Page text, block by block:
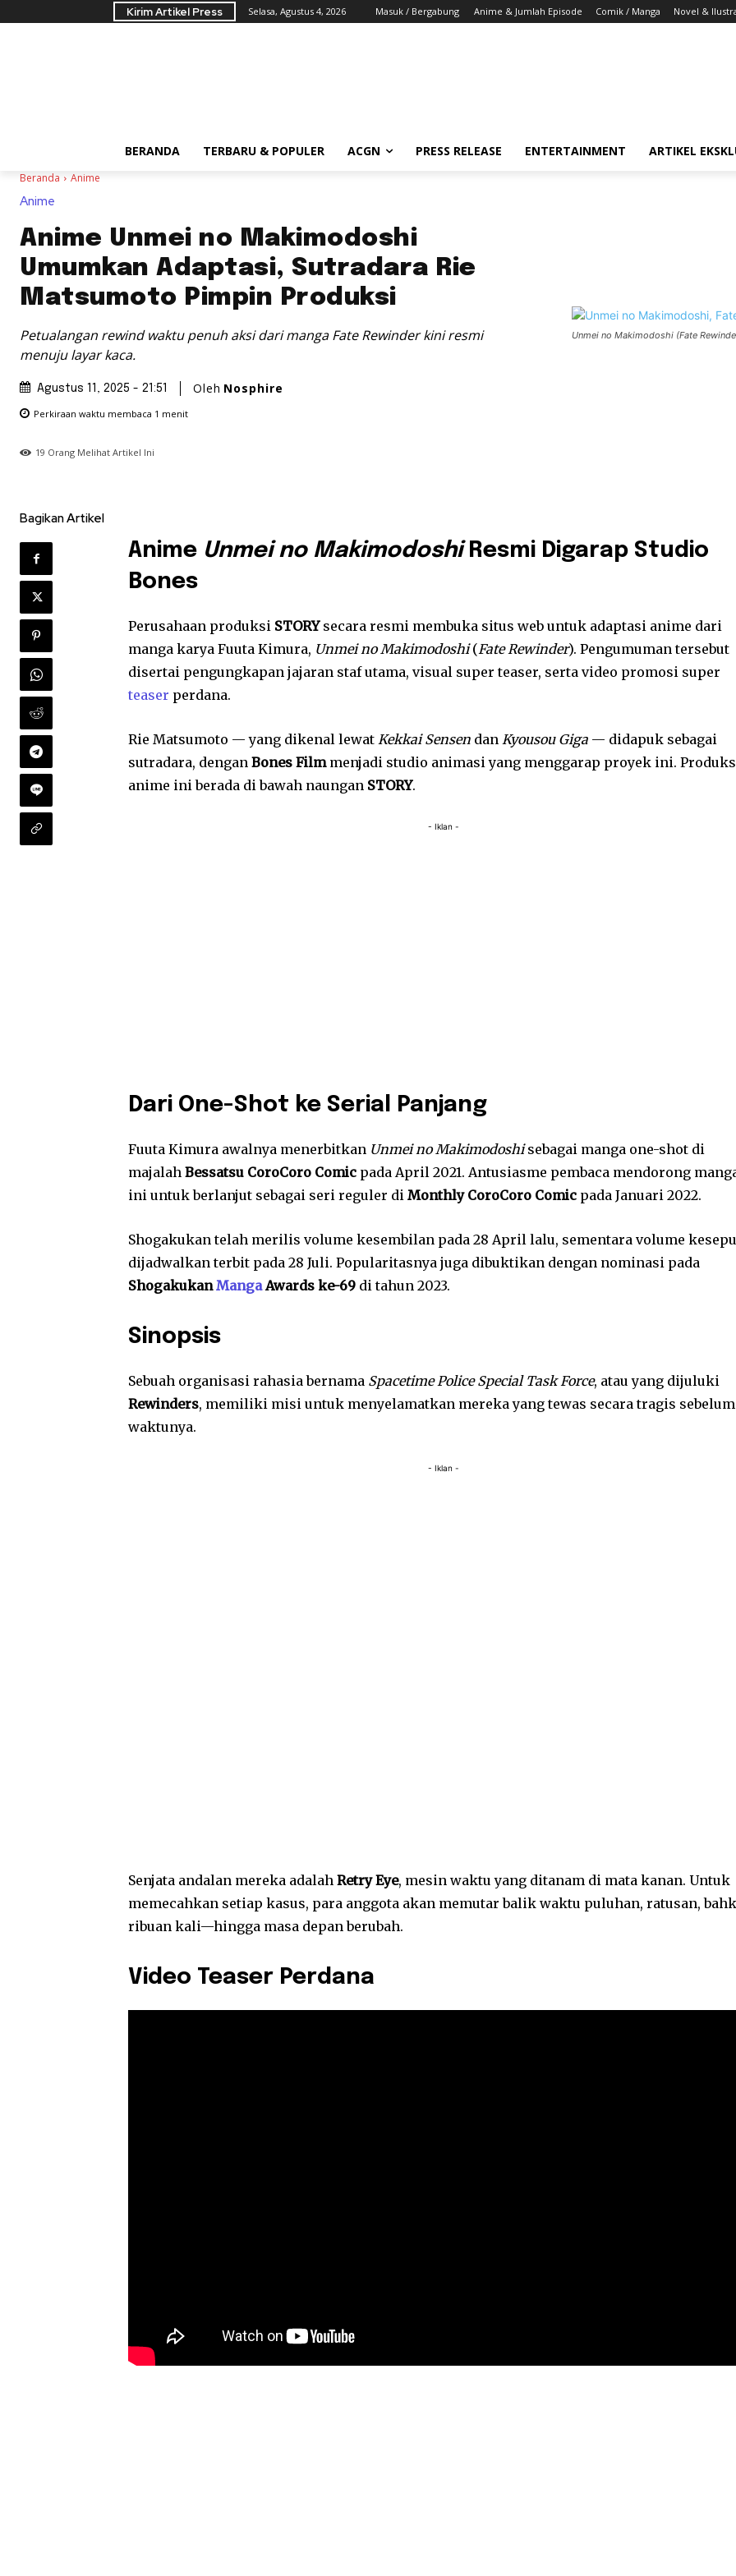
Kirim Artikel Press Selasa, Agustus 4, 2026 Masuk / Bergabung Anime & Jumlah Episode Comik / Manga Novel &
BERANDA TERBARU & POPULER ACGN PRESS RELEASE ENTERTAINMENT ARTIKEL
Beranda Anime
Anime
Anime Unmei no Makimodoshi
Umumkan Adaptasi, Sutradara Rie
Matsumoto Pimpin Produksi
Petualangan rewind waktu penuh aksi dari manga Fate Rewinder kini resmi
menuju layar kaca.
Agustus 11, 2025 - 21:51 Oleh Nosphire
Perkiraan waktu membaca 1 menit
19 Orang Melihat Artikel Ini
Unmei no Makimodoshi (Fate
Bagikan Artikel
Anime Unmei no MakimodoshiResmi Digarap Studio
Bones
Perusahaan produksi STORYsecara resmi membuka situs web untuk adaptasi anime dari
manga karya Fuuta Kimura, Unmei no Makimodoshi(Fate Rewinder). Pengumuman tersebut
disertai pengungkapan jajaran staf utama, visual super teaser, serta video promosi super
teaser perdana.
Rie Matsumoto — yang dikenal lewat Kekkai Sensendan Kyousou Giga— didapuk sebagai
sutradara, dengan Bones Filmmenjadi studio animasi yang menggarap proyek ini.
anime ini berada di bawah naungan STORY.
- Iklan -
Dari One-Shot ke Serial Panjang
Fuuta Kimura awalnya menerbitkan Unmei no Makimodoshisebagai manga one-shot di
majalah Bessatsu CoroCoro Comicpada April 2021. Antusiasme pembaca mendorong
ini untuk berlanjut sebagai seri reguler di Monthly CoroCoro Comicpada Januari 2022.
Shogakukan telah merilis volume kesembilan pada 28 April lalu, sementara volume
dijadwalkan terbit pada 28 Juli. Popularitasnya juga dibuktikan dengan nominasi pada
ShogakukanMangaAwards ke-69di tahun 2023.
Sinopsis
Sebuah organisasi rahasia bernama Spacetime Police Special Task Force, atau yang dijuluki
Rewinders, memiliki misi untuk menyelamatkan mereka yang tewas secara tragis sebelum
waktunya.
- Iklan -
Senjata andalan mereka adalah Retry Eye, mesin waktu yang ditanam di mata kanan. Untuk
memecahkan setiap kasus, para anggota akan memutar balik waktu puluhan, ratusan,
ribuan kali—hingga masa depan berubah.
Video Teaser Perdana